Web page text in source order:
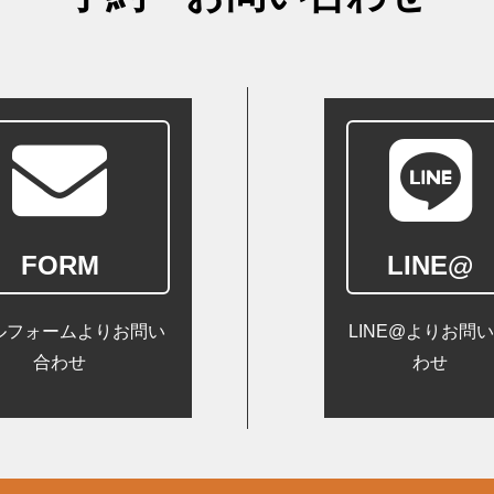
FORM
フォームよりお問い
合わせ
LINE@
LINE@よりお問
わせ